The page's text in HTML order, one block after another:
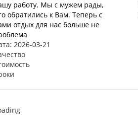
работу. Мы с мужем рады,
обратились к Вам. Теперь с
отдых для нас больше не
2026-03-21